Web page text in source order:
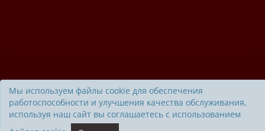
Мы используем файлы cookie для обеспечения
работоспособности и улучшения качества обслуживания,
используя наш сайт вы соглашаетесь с использованием